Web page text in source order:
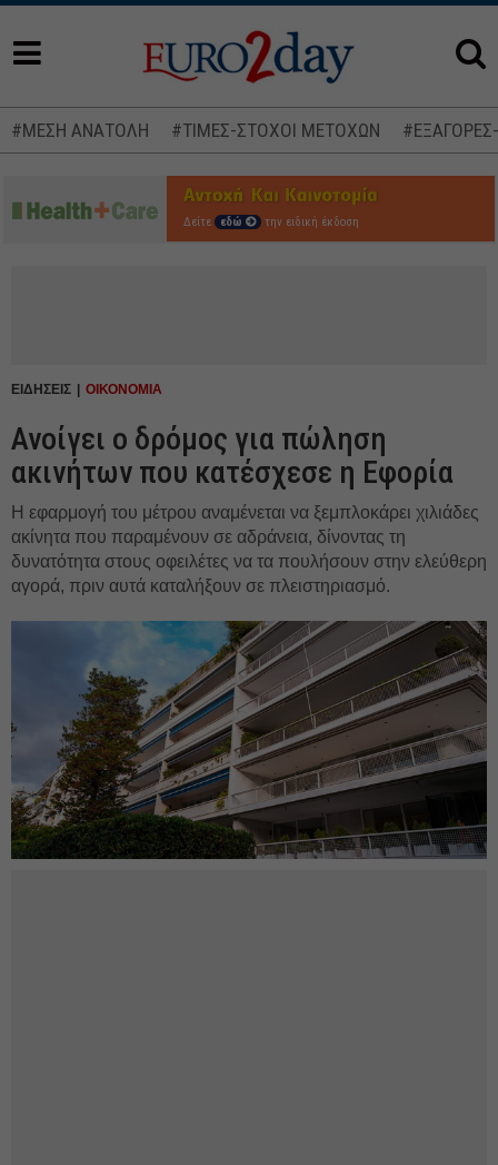
#ΜΕΣΗ ΑΝΑΤΟΛΗ #ΤΙΜΕΣ-ΣΤΟΧΟΙ ΜΕΤΟΧΩΝ
Δείτε εδώ την ειδική έκδοση
ΕΙΔΗΣΕΙΣ ΟΙΚΟΝΟΜΙΑ
Ανοίγει ο δρόμος για πώληση
ακινήτων που κατέσχεσε η Εφορία
Η εφαρμογή του μέτρου αναμένεται να ξεμπλοκάρει χιλιάδες
ακίνητα που παραμένουν σε αδράνεια, δίνοντας τη
δυνατότητα στους οφειλέτες να τα πουλήσουν στην ελεύθερη
αγορά, πριν αυτά καταλήξουν σε πλειστηριασμό.